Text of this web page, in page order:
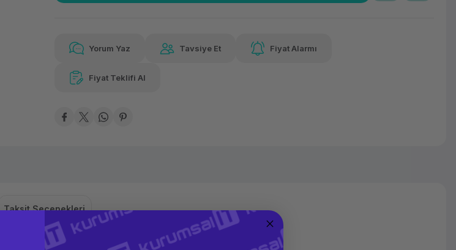
1.163,37 TL
Yorum Yaz Tavsiye Et Fiyat Alarmı
Fiyat Teklifi Al
Taksit Seçenekleri